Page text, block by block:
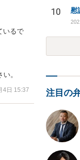
いるで
。
4日 15:37
10 慰
注目の